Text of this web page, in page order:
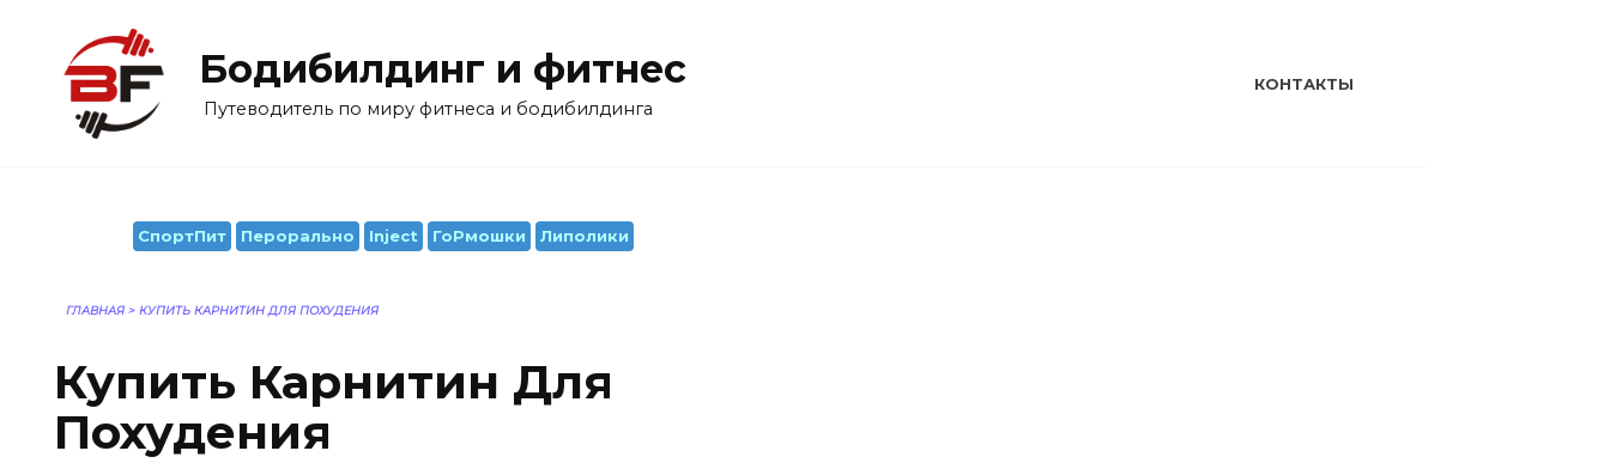
содержанию
Бодибилдинг и фитнес
Путеводитель по миру фитнеса и бодибилдинга
КОНТАКТЫ
СпортПит Перорально Inject ГоРмошки Липолики
ГЛАВНАЯ > КУПИТЬ КАРНИТИН ДЛЯ ПОХУДЕНИЯ
Купить Карнитин Для
Похудения